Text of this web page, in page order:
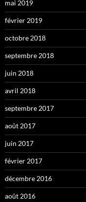
mai 2019
février 2019
octobre 2018
septembre 2018
juin 2018
avril 2018
septembre 2017
août 2017
juin 2017
février 2017
décembre 2016
août 2016